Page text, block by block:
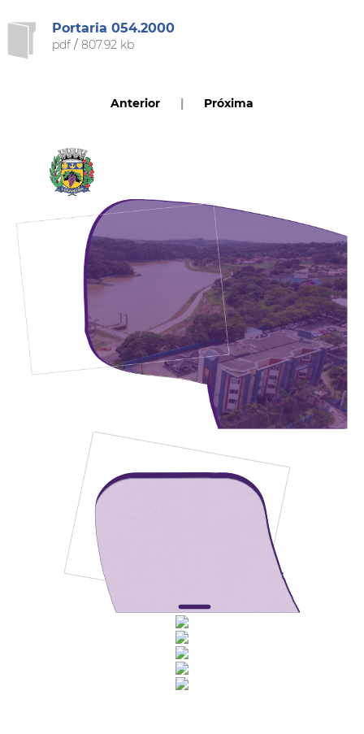
Portaria 054.2000
pdf/ 807.92 kb
Anterior | Próxima